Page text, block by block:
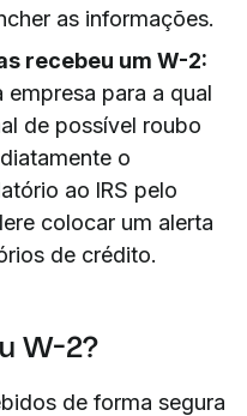
as informações.
recebeu um W-2:
empresa para a qual
de possível roubo
o
ao IRS pelo
colocar um alerta
de crédito.
W-2?
de forma segura